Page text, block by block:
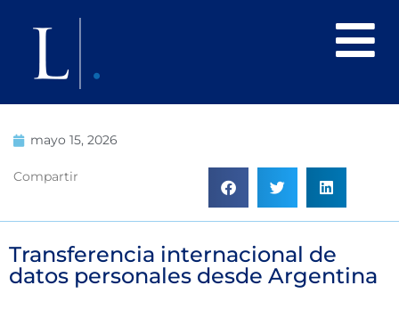
mayo 15, 2026
Compartir
Transferencia internacional de
datos personales desde Argentina